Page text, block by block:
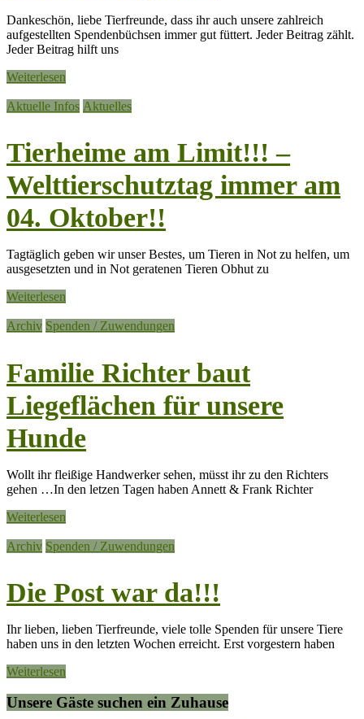
Dankeschön, liebe Tierfreunde, dass ihr auch unsere zahlreich
aufgestellten Spendenbüchsen immer gut füttert. Jeder Beitrag zählt.
Jeder Beitrag hilft uns
Weiterlesen
Aktuelle Infos Aktuelles
Tierheime am Limit!!! –
Welttierschutztag immer am
04. Oktober!!
Tagtäglich geben wir unser Bestes, um Tieren in Not zu helfen, um
ausgesetzten und in Not geratenen Tieren Obhut zu
Weiterlesen
Archiv Spenden / Zuwendungen
Familie Richter baut
Liegeflächen für unsere
Hunde
Wollt ihr fleißige Handwerker sehen, müsst ihr zu den Richters
gehen …In den letzen Tagen haben Annett & Frank Richter
Weiterlesen
Archiv Spenden / Zuwendungen
Die Post war da!!!
Ihr lieben, lieben Tierfreunde, viele tolle Spenden für unsere Tiere
haben uns in den letzten Wochen erreicht. Erst vorgestern haben
Weiterlesen
Unsere Gäste suchen ein Zuhause